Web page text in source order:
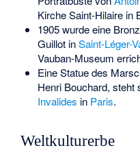
Kirche Saint-Hilaire in
1905 wurde eine
GuillotinSaint-Léger-
Vauban-Museum
Eine Statue des
Henri Bouchard, steht
Invalides in Paris.
Weltkulturerbe